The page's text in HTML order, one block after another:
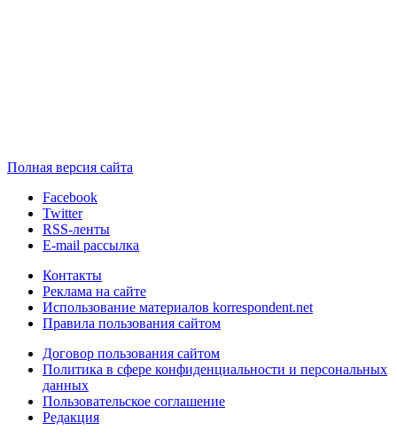
Полная версия сайта
Facebook
Twitter
RSS-ленты
E-mail рассылка
Контакты
Реклама на сайте
Использование материалов korrespondent.net
Правила пользования сайтом
Договор пользования сайтом
Политика в сфере конфиденциальности и персональных
данных
Пользовательское соглашение
Редакция